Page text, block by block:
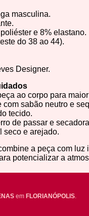
masculina.
e 8% elastano.
do 38 ao 44).
Designer.
ao corpo para
com sabão neutro e
tecido.
de passar e
seco e arejado.
a peça com luz
potencializar a
em FLORIANÓPOLIS.